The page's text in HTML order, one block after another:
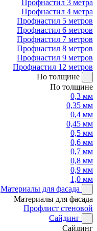
Профнастил 3 метра
Профнастил 4 метра
Профнастил 5 метров
Профнастил 6 метров
Профнастил 7 метров
Профнастил 8 метров
Профнастил 9 метров
Профнастил 12 метров
По толщине
По толщине
0,3 мм
0,35 мм
0,4 мм
0,45 мм
0,5 мм
0,6 мм
0,7 мм
0,8 мм
0,9 мм
1,0 мм
Материалы для фасада
Материалы для фасада
Профлист стеновой
Сайдинг
Сайдинг